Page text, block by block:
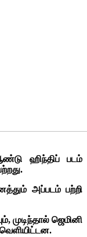
ஹிந்திப் படம்
அப்படம் பற்றி
முடிந்தால் ஜெமினி